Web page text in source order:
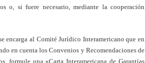
o, si fuere necesario, mediante la cooperación
encarga al Comité Jurídico Interamericano que en
en cuenta los Convenios y Recomendaciones de
formule una «Carta Interamericana de Garantías